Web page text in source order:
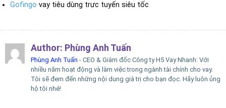
Gofingo vay tiêu dùng trực tuyến siêu tốc
Author: Phùng Anh Tuấn
Phùng Anh Tuấn - CEO & Giám đốc Công ty H5 Vay Nhanh: Với
nhiều năm hoạt động và làm việc trong ngành tài chính cho vay.
Tôi sẽ đem đến những nội dung giá trị cho bạn đọc. Hãy luôn ủng
hộ tôi nhé!